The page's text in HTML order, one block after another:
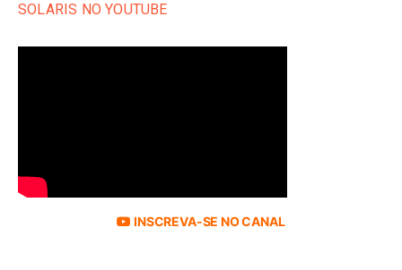
SOLARIS NO YOUTUBE
INSCREVA-SE NO CANAL